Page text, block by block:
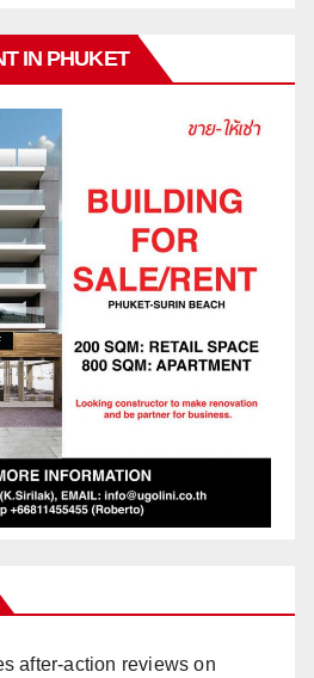
IN PHUKET
after-action reviews on